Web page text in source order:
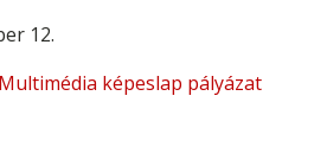
12.
Multimédia képeslap pályázat